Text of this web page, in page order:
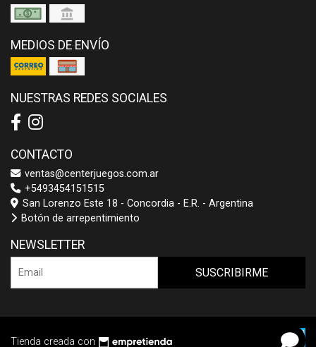
MEDIOS DE ENVÍO
NUESTRAS REDES SOCIALES
CONTACTO
ventas@centerjuegos.com.ar
+5493454151515
San Lorenzo Este 18 - Concordia - E.R. - Argentina
Botón de arrepentimiento
NEWSLETTER
SUSCRIBIRME
Tienda creada con